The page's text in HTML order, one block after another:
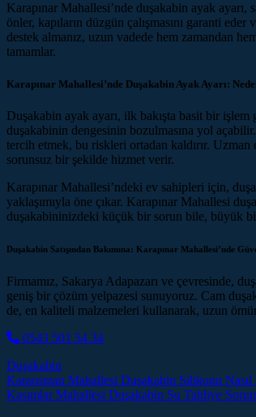
Karapınar Mahallesi’nde duşakabin ayak ayarı,
önler, kapıların düzgün çalışmasını garanti
destek almanız, uzun vadede hem zamandan
tamamlar.
Karapınar Mahallesi’nde Duşakabin Ayak Ayarı:
Duşakabin ayak ayarı, ilk bakışta basit bir işlem
duşakabinin dengesinin bozulmasına yol
tercih etmek, bu riskleri ortadan kaldırır.
sorunsuz bir şekilde hizmet verir.
Karapınar Mahallesi’ndeki ev sahipleri için,
yaklaşımıyla öne çıkar. Karapınar Mahallesi
duşakabininizdeki küçük bir sorun bile, büyük
Duşakabin Satışından Bakımına: Karapınar Mahallesi’nde
Firmamız, Sakarya Adapazarı ve çevresinde,
geniş bir çözüm yelpazesi sunuyoruz. Cam
de, en kaliteli malzemeleri kullanarak, uzun
0543 501 54 34
Duşakabin
Post navigation
Karaosman Mahallesi Duşakabin Silikonu Nasıl
Kasımlar Mahallesi Duşakabin Su Tahliye